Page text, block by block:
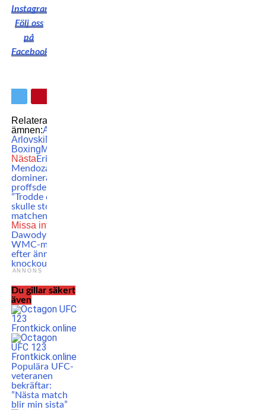
Instagram
Följ oss
på
Facebook
Relaterade
ämnen:Andrei
ArlovskiMisfits
BoxingMMA
Nästa Erick
Mendoza
dominerade i
proffsdebuten:
”Trodde domaren
skulle stoppa
matchen”
Missa inte
Dawody blir ny
WMC-mästare
efter ännu en
knockoutvinst!
ANNONS
Du gillar säkert
även
Populära UFC-
veteranen
bekräftar:
”Nästa match
blir min sista”